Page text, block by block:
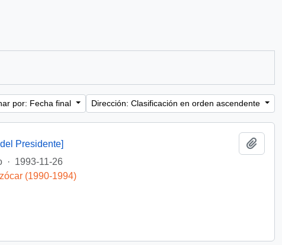
por: Fecha final Dirección: Clasificación en orden ascendente
Presidente]
· 1993-11-26
(1990-1994)